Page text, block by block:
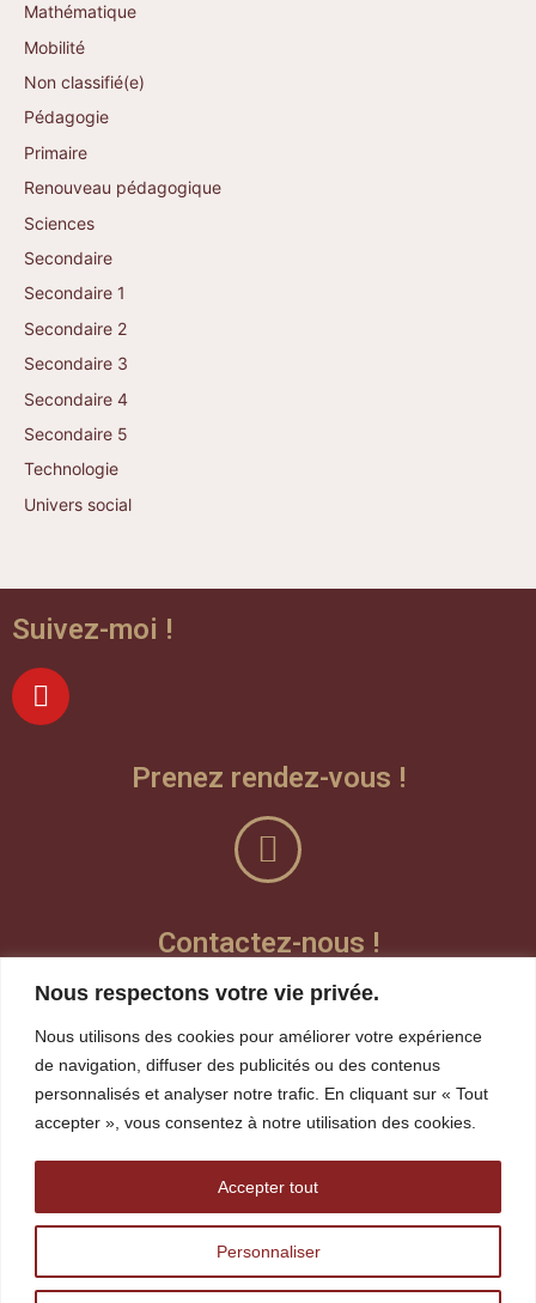
Nous respectons votre vie privée.
Nous utilisons des cookies pour améliorer votre expérience
de navigation, diffuser des publicités ou des contenus
personnalisés et analyser notre trafic. En cliquant sur « Tout
accepter », vous consentez à notre utilisation des cookies.
Personnaliser
Accepter tout
Mathématique
Mobilité
Non classifié(e)
Pédagogie
Primaire
Renouveau pédagogique
Sciences
Secondaire
Secondaire 1
Secondaire 2
Secondaire 3
Secondaire 4
Secondaire 5
Technologie
Univers social
Suivez-moi !
Prenez rendez-vous !
Contactez-nous !
Laisser un message vocal
Teams
Visioconférence
robin.gagnon@tshakapesh.ca
418 720-1815